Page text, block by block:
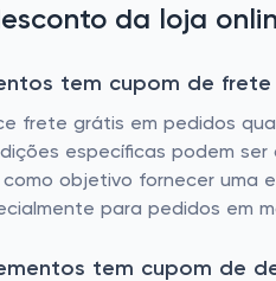
da loja
tem cupom de frete
frete grátis em pedidos
específicas podem
objetivo fornecer
para pedidos em
tem cupom de